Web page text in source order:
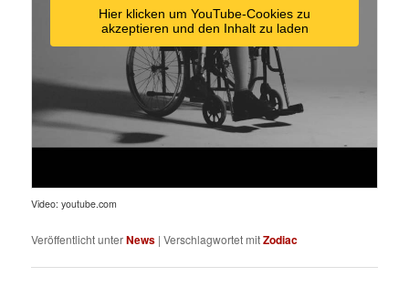
Hier klicken um YouTube-Cookies zu
akzeptieren und den Inhalt zu laden
Video: youtube.com
Veröffentlicht unterNews |Verschlagwortet mitZodiac